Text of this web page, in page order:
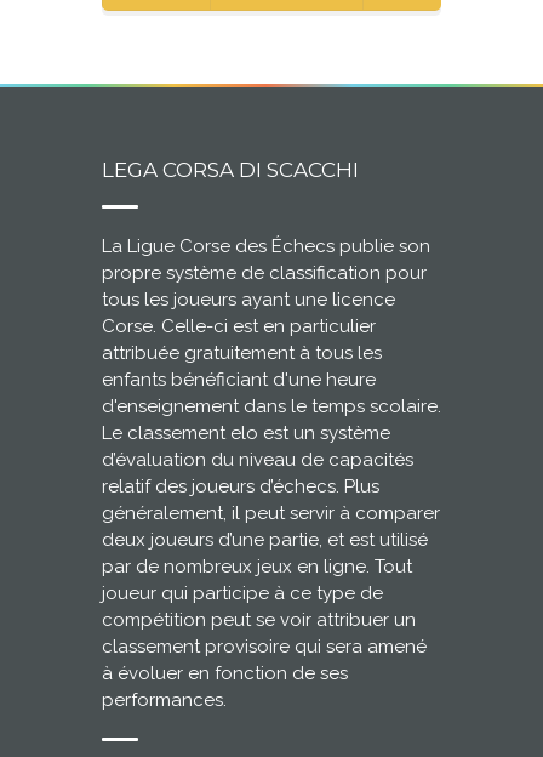
LEGA CORSA DI SCACCHI
La Ligue Corse des Échecs publie son
propre système de classification pour
tous les joueurs ayant une licence
Corse. Celle-ci est en particulier
attribuée gratuitement à tous les
enfants bénéficiant d'une heure
d'enseignement dans le temps scolaire.
Le classement elo est un système
d’évaluation du niveau de capacités
relatif des joueurs d’échecs. Plus
généralement, il peut servir à comparer
deux joueurs d’une partie, et est utilisé
par de nombreux jeux en ligne. Tout
joueur qui participe à ce type de
compétition peut se voir attribuer un
classement provisoire qui sera amené
à évoluer en fonction de ses
performances.